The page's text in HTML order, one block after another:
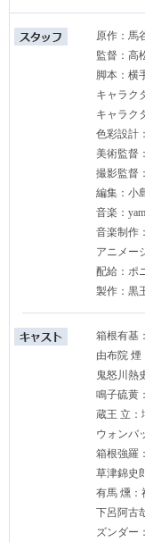
原作：馬
監督：高
脚本：横
キャラク
キャラク
色彩設計
美術監督
撮影監督
編集：小
音楽：
音楽制作
アニメー
配給：ポ
製作：黒
箱根有基
由布院 煙
鬼怒川熱
鳴子硫黄
蔵王 立：
ウォンバ
箱根強羅
草津錦史
有馬 燻：
下呂阿古
ズンダー